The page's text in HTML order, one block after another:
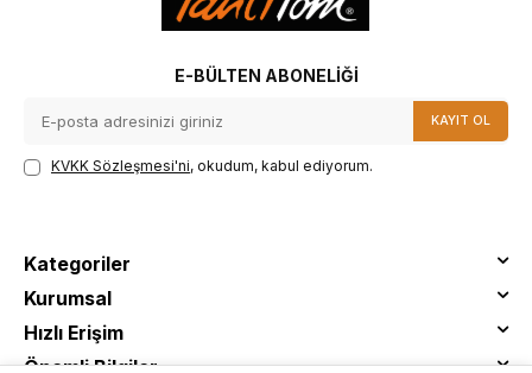
E-BÜLTEN ABONELIĞI
KAYIT OL
KVKK Sözleşmesi'ni, okudum, kabul ediyorum.
Kategoriler
Kurumsal
Hızlı Erişim
Önemli Bilgiler